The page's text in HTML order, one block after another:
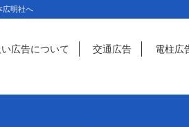
広明社へ
広告について 交通広告 電柱広